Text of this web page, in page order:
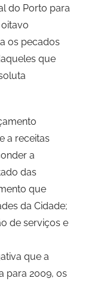
r
P
C
P
C
a
d
e
P
o
r
do Porto para
os pecados
que
a receitas
a
das
que
da Cidade;
de serviços e
que a
para 2009, os